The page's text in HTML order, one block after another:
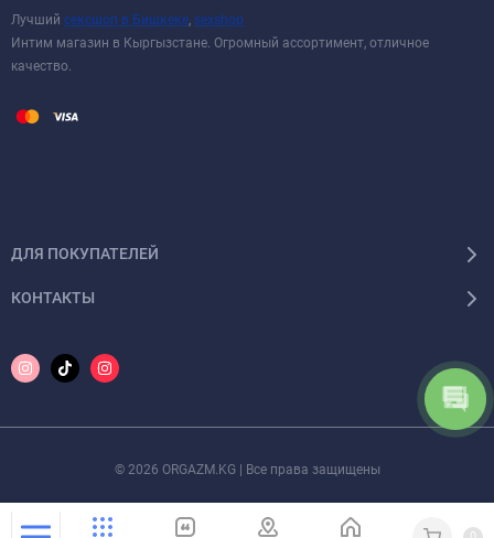
Лучший сексшоп в Бишкеке, sexshop
Интим магазин в Кыргызстане. Огромный ассортимент, отличное
качество.
ДЛЯ ПОКУПАТЕЛЕЙ
КОНТАКТЫ
© 2026 ORGAZM.KG | Все права защищены